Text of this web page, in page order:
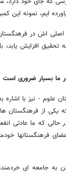
ایم، نمونه این
اش در
تحقیق افزایش
ما بسیار ضروری است
علوم - نیز با
از فرهنگستان
که ما عادتی
فرهنگستانها
جامعه ای